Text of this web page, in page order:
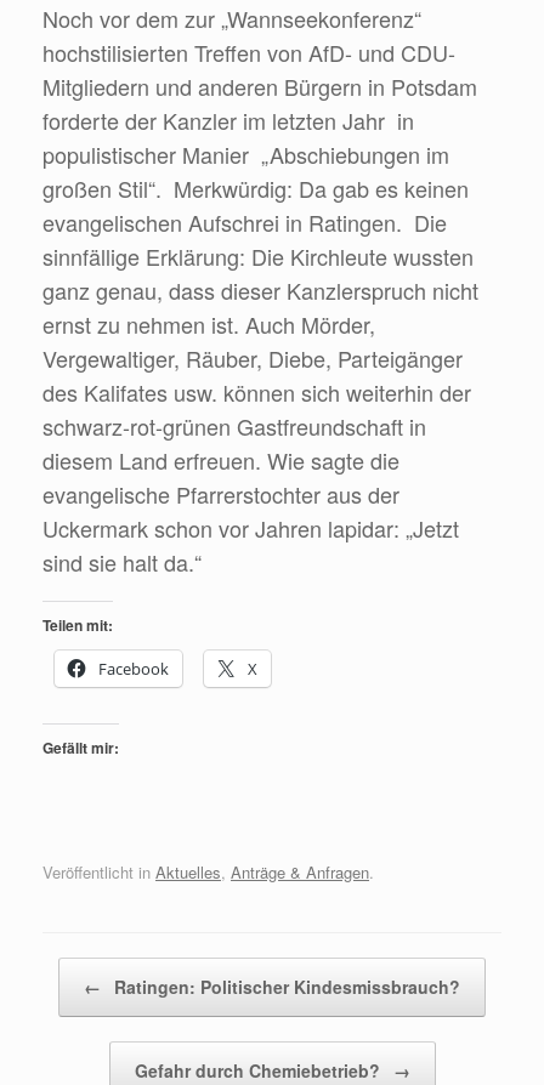
Noch vor dem zur „Wannseekonferenz“
hochstilisierten Treffen von AfD- und CDU-
Mitgliedern und anderen Bürgern in Potsdam
forderte der Kanzler im letzten Jahr in
populistischer Manier „Abschiebungen im
großen Stil“. Merkwürdig: Da gab es keinen
evangelischen Aufschrei in Ratingen. Die
sinnfällige Erklärung: Die Kirchleute wussten
ganz genau, dass dieser Kanzlerspruch nicht
ernst zu nehmen ist. Auch Mörder,
Vergewaltiger, Räuber, Diebe, Parteigänger
des Kalifates usw. können sich weiterhin der
schwarz-rot-grünen Gastfreundschaft in
diesem Land erfreuen. Wie sagte die
evangelische Pfarrerstochter aus der
Uckermark schon vor Jahren lapidar: „Jetzt
sind sie halt da.“
Teilen mit:
Facebook
X
Gefällt mir:
Veröffentlicht in Aktuelles, Anträge & Anfragen.
← Ratingen: Politischer Kindesmissbrauch?
Gefahr durch Chemiebetrieb? →